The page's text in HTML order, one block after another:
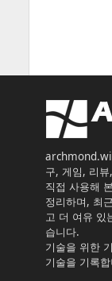
구, 게임, 리
직접 사용해
정리하며, 최
고 더 여유 있
습니다.
기술을 위한
기술을 기록